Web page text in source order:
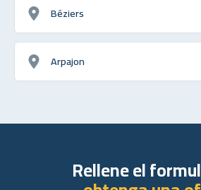
Béziers
Arpajon
Rellene el